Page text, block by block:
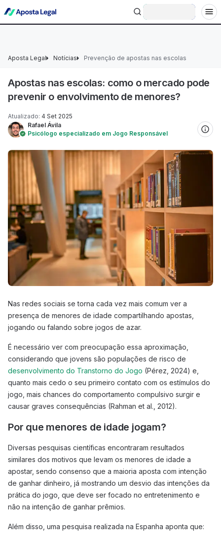
+18 Ministério da Fazenda adverte: aposta não é investimento.
Aposta Legal Notícias Prevenção de apostas nas escolas
Apostas nas escolas: como o mercado pode
prevenir o envolvimento de menores?
Atualizado: 4 Set 2025
Rafael Ávila
Psicólogo especializado em Jogo Responsável
Nas redes sociais se torna cada vez mais comum ver a
presença de menores de idade compartilhando apostas,
jogando ou falando sobre jogos de azar.
É necessário ver com preocupação essa aproximação,
considerando que jovens são populações de risco de
desenvolvimento do Transtorno do Jogo (Pérez, 2024) e,
quanto mais cedo o seu primeiro contato com os estímulos do
jogo, mais chances do comportamento compulsivo surgir e
causar graves consequências (Rahman et al., 2012).
Por que menores de idade jogam?
Diversas pesquisas científicas encontraram resultados
similares dos motivos que levam os menores de idade a
apostar, sendo consenso que a maioria aposta com intenção
de ganhar dinheiro, já mostrando um desvio das intenções da
prática do jogo, que deve ser focado no entretenimento e
não na intenção de ganhar prêmios.
Além disso, uma pesquisa realizada na Espanha aponta que: